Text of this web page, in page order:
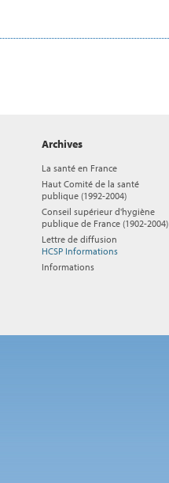
Archives
La santé en France
Haut Comité de la santé
publique (1992-2004)
Conseil supérieur d'hygiène
publique de France (1902-2004)
Lettre de diffusion
HCSP Informations
Informations